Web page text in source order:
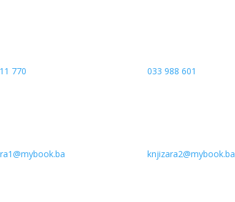
770 033 988 601
knjizara2@mybook.ba